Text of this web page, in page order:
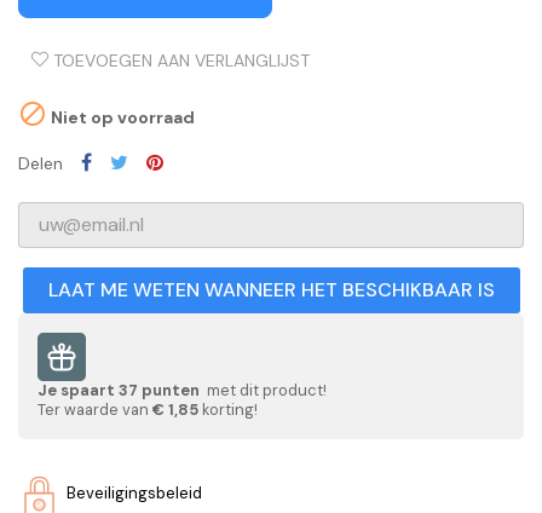
TOEVOEGEN AAN VERLANGLIJST
 Niet op voorraad
Delen
LAAT ME WETEN WANNEER HET BESCHIKBAAR IS
Je spaart 37 punten met dit product!
Ter waarde van € 1,85 korting!
Beveiligingsbeleid